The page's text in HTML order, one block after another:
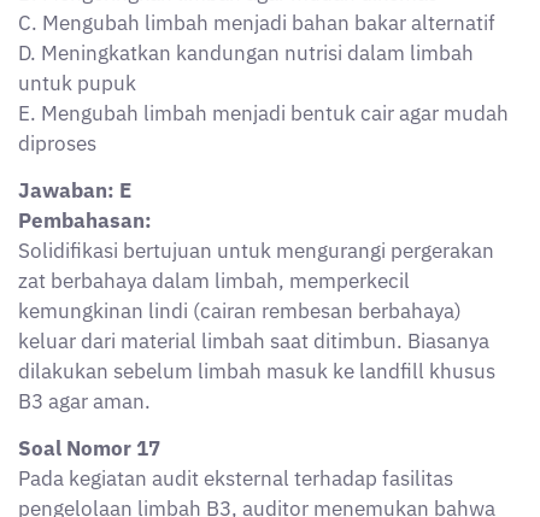
pengelolaan limbah B3, auditor menemukan bahwa
dokumen SOP tanggap darurat sudah tidak sesuai
dengan kondisi terkini fasilitas tersebut. Tindakan
yang harus dilakukan oleh perusahaan adalah?
A. Menghapus SOP lama dan tidak perlu membuat
yang baru
B. Mengajukan izin baru ke pemerintah daerah
C. Melakukan pembaruan SOP sesuai kondisi terbaru
dan regulasi yang berlaku
D. Menyerahkan tanggung jawab pembaruan kepada
pihak ketiga
E. Melanjutkan penggunaan SOP lama selama tidak
ada insiden
Jawaban: C
Pembahasan:
Dalam audit eksternal, jika ditemukan SOP tidak